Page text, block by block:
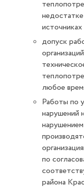
допуск
любое
Работы по
нарушений
по
района